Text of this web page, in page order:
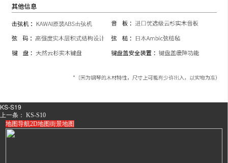
KS-S19
上一条： KS-S10
地图导航2D地图街景地图